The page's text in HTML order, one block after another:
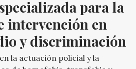
para la
intervención en
y discriminación
la actuación policial y la